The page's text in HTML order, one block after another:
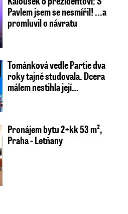
Pavlem jsem se nesmířil! ...a
promluvil o návratu
Tománková vedle Partie dva
roky tajně studovala. Dcera
málem nestihla její…
Pronájem bytu 2+kk 53 m²,
Praha - Letňany